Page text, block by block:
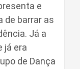
e
de barrar as
Já a
já era
de Dança